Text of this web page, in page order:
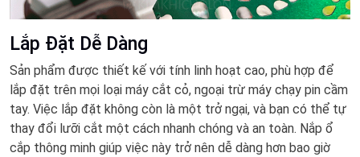
Lắp Đặt Dễ Dàng
Sản phẩm được thiết kế với tính linh hoạt cao, phù hợp để
lắp đặt trên mọi loại máy cắt cỏ, ngoại trừ máy chạy pin cầm
tay. Việc lắp đặt không còn là một trở ngại, và bạn có thể tự
thay đổi lưỡi cắt một cách nhanh chóng và an toàn. Nắp ổ
cắp thông minh giúp việc này trở nên dễ dàng hơn bao giờ